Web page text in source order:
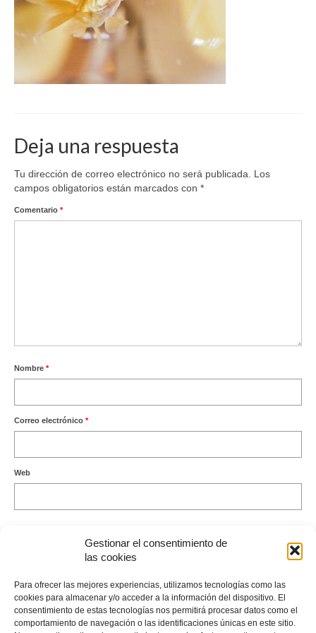
Gestionar el consentimiento de
las cookies
Para ofrecer las mejores experiencias, utilizamos tecnologías como las
cookies para almacenar y/o acceder a la información del dispositivo. El
consentimiento de estas tecnologías nos permitirá procesar datos como el
comportamiento de navegación o las identificaciones únicas en este sitio.
Deja una respuesta
Tu dirección de correo electrónico no será publicada.
Los
campos obligatorios están marcados con *
Comentario *
Nombre *
Correo electrónico *
Web
procesan los datos de tus comentarios.